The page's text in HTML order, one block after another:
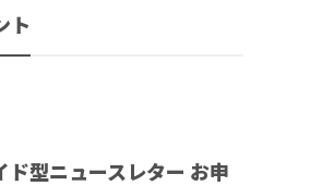
ト
ド型ニュースレター お申